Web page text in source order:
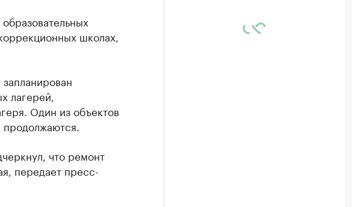
школах,
лагерей,
Один из объектов
что ремонт
передает пресс-